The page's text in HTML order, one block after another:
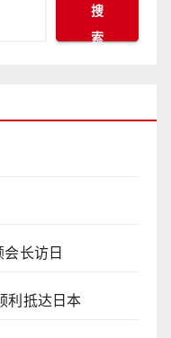
搜
索
长访日
利抵达日本